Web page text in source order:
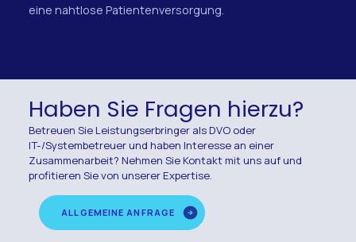
eine nahtlose Patientenversorgung.
Haben Sie Fragen hierzu?
Betreuen Sie Leistungserbringer als DVO oder
IT-/Systembetreuer und haben Interesse an einer
Zusammenarbeit? Nehmen Sie Kontakt mit uns auf und
profitieren Sie von unserer Expertise.
ALLGEMEINE ANFRAGE